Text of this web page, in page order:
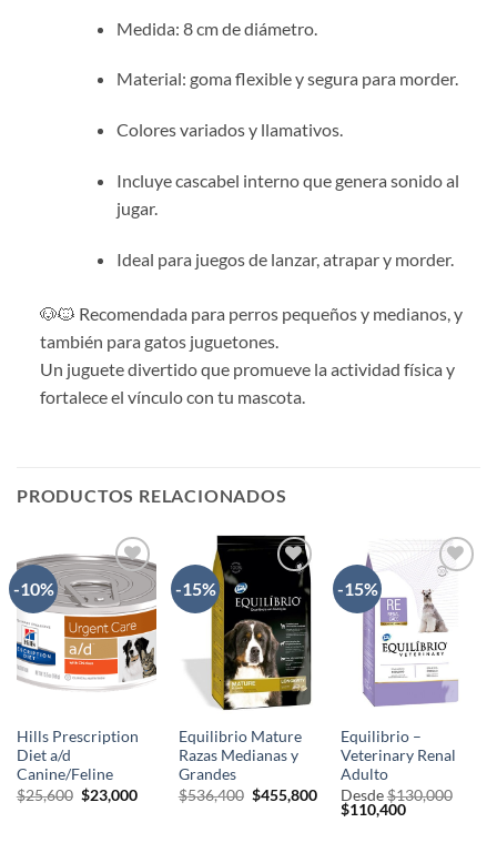
Medida: 8 cm de diámetro.
Material: goma flexible y segura para morder.
Colores variados y llamativos.
Incluye cascabel interno que genera sonido al
jugar.
Ideal para juegos de lanzar, atrapar y morder.
🐶🐱 Recomendada para perros pequeños y medianos, y
también para gatos juguetones.
Un juguete divertido que promueve la actividad física y
fortalece el vínculo con tu mascota.
PRODUCTOS RELACIONADOS
-10%
AÑADIR
A LA
LISTA
DESEOS
Hills Prescription
Diet a/d
Canine/Feline
$25,600 El
precio
$23,000El
-15%
AÑADIR
A LA
LISTA
DE
DESEOS
Equilibrio Mature
Razas Medianas y
Grandes
$536,400 El
precio
$455,800El
precio
-15%
AÑADIR
A LA
LISTA
DE
DESEOS
Equilibrio –
Veterinary Renal
Adulto
Desde$130,000
El
precio
$110,400El